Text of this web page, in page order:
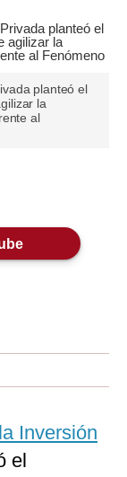
planteó el
la
al
Inversión
el